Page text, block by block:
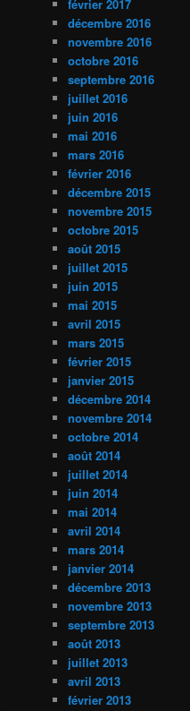
février 2017
décembre 2016
novembre 2016
octobre 2016
septembre 2016
juillet 2016
juin 2016
mai 2016
mars 2016
février 2016
décembre 2015
novembre 2015
octobre 2015
août 2015
juillet 2015
juin 2015
mai 2015
avril 2015
mars 2015
février 2015
janvier 2015
décembre 2014
novembre 2014
octobre 2014
août 2014
juillet 2014
juin 2014
mai 2014
avril 2014
mars 2014
janvier 2014
décembre 2013
novembre 2013
septembre 2013
août 2013
juillet 2013
avril 2013
février 2013